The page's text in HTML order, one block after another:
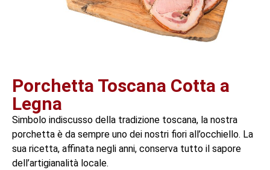
Porchetta Toscana Cotta a
Legna
Simbolo indiscusso della tradizione toscana, la nostra
porchetta è da sempre uno dei nostri fiori all’occhiello. La
sua ricetta, affinata negli anni, conserva tutto il sapore
dell’artigianalità locale.